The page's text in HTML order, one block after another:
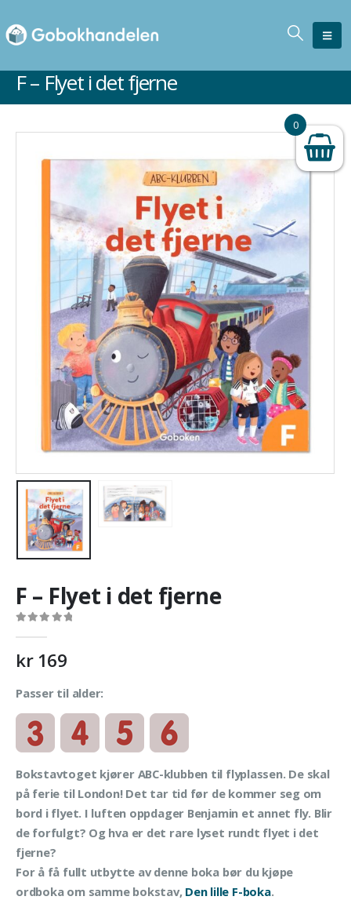
F – Flyet i det fjerne
F – Flyet i det fjerne
kr169
Passer til alder:
Bokstavtoget kjører ABC-klubben til flyplassen. De skal
på ferie til London! Det tar tid før de kommer seg om
bord i flyet. I luften oppdager Benjamin et annet fly. Blir
de forfulgt? Og hva er det rare lyset rundt flyet i det
fjerne?
For å få fullt utbytte av denne boka bør du kjøpe
ordboka om samme bokstav, Den lille F-boka.
0